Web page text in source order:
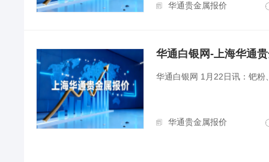
华通贵金属报价
华通白银网-上海华通
华通白银网 1月22日讯：钯
华通贵金属报价